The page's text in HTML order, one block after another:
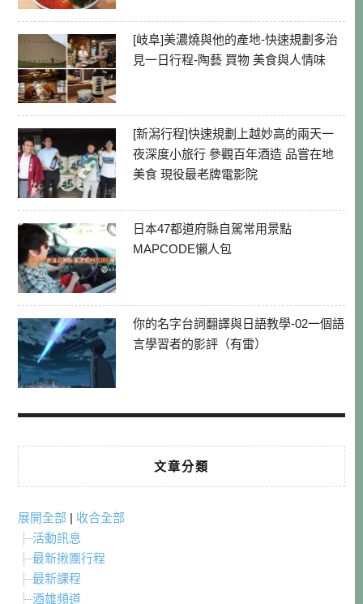
[岐阜]美濃燒與他的產地-快速規劃多治
見一日行程-陶藝 買物 美食與人情味
[新潟行程]快速規劃上越妙高的兩天一
夜深度小旅行 參觀百年酒造 品嘗在地
美食 現役最老牌電影院
日本47都道府縣自駕常用景點
MAPCODE懶人包
你的名字台詞翻譯與日語教學-02一個語
言學習者的影評（有雷）
文章分類
展開全部 | 收合全部
活動訊息
最新揪團行程
最新課程
酒雄頻道